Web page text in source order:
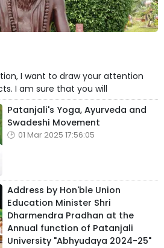
I want to draw your attention
I am sure that you will
Patanjali's Yoga, Ayurveda and
Swadeshi Movement
01 Mar 2025 17:56:05
Address by Hon'ble Union
Education Minister Shri
Dharmendra Pradhan at the
Annual function of Patanjali
University "Abhyudaya 2024-25"